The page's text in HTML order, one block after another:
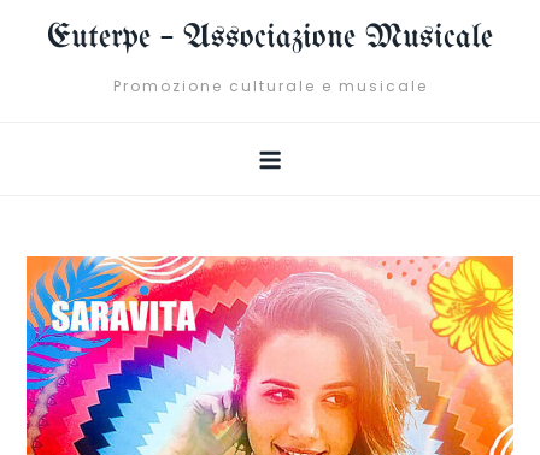
Euterpe – Associazione Musicale
Promozione culturale e musicale